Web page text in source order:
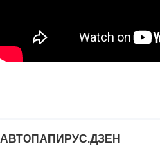
АВТОПАПИРУС.ДЗЕН